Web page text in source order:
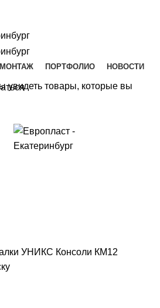
МОНТАЖ ПОРТФОЛИО
НОВОСТИ
УНИКС Консоли КМ12
увидеть товары, которые вы